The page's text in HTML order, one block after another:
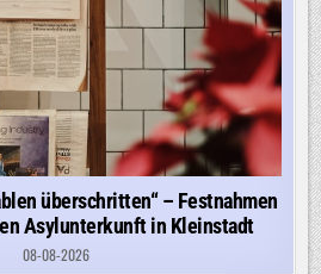
überschritten“ – Festnahmen
Asylunterkunft in Kleinstadt
08-08-2026